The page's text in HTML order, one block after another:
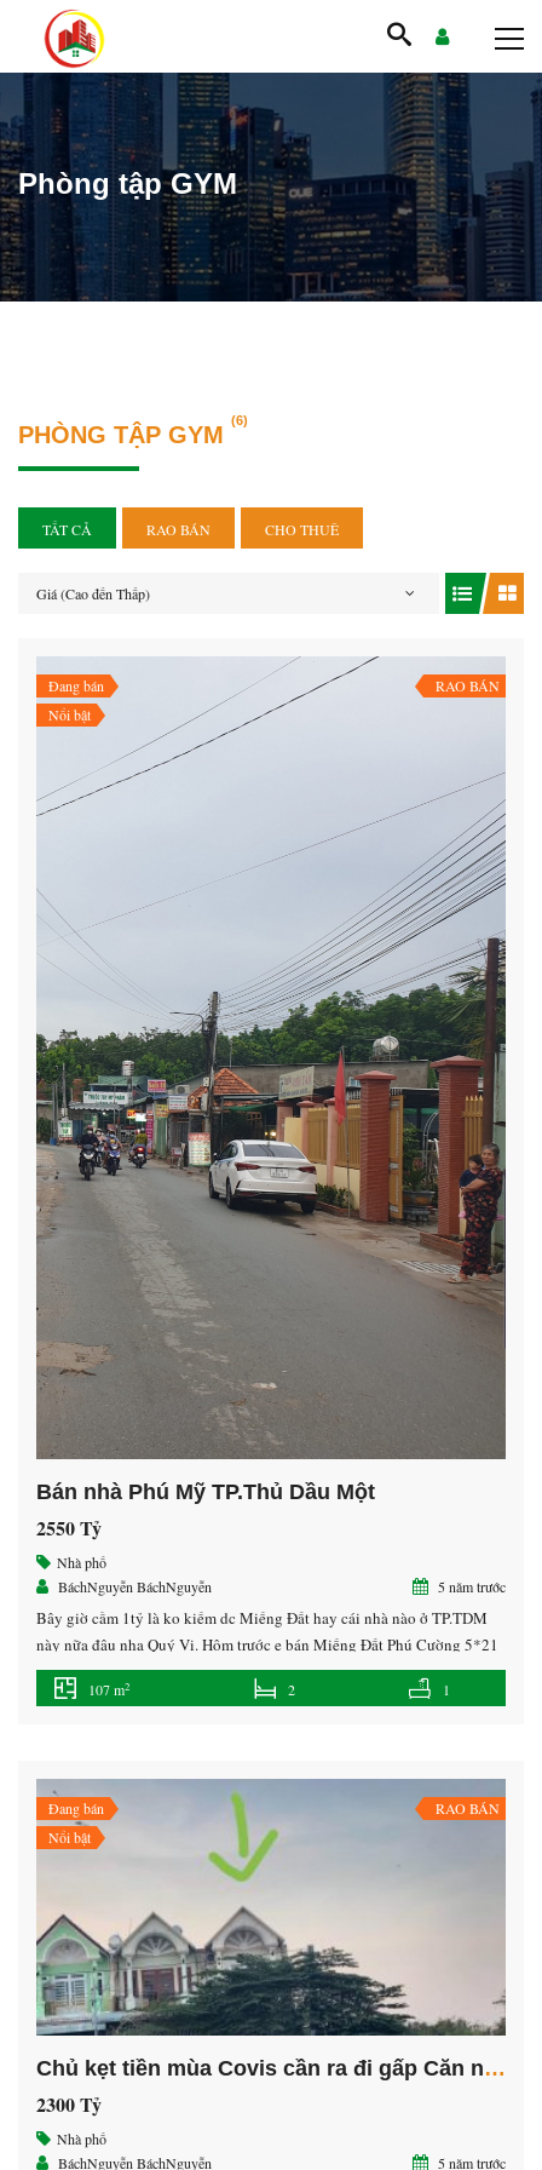
Phòng tập GYM
PHÒNG TẬP GYM
(6)
TẤT CẢ RAO BÁN CHO THUÊ
Giá (Cao đến Thấp)
Đang bán
Nổi bật
RAO BÁN
Bán nhà Phú Mỹ TP.Thủ Dầu Một
2550 Tỷ
Nhà phố
BáchNguyễn BáchNguyễn
5 năm trước
Bây giờ cầm 1tỷ là ko kiếm dc Miếng Đất hay cái nhà nào ở TP.TDM
này nữa đâu nha Quý Vị. Hôm trước e bán Miếng Đất Phú Cường 5*21
mà giá đã 2tỷ rồi nha Quý vị… Hôm nay e giới thiệu Quý Vị Căn nhà
Phú Mỹ TP.TDM giá cũng hơi bị […]
107 m2 2 1
Đang bán
Nổi bật
RAO BÁN
Chủ kẹt tiền mùa Covis cần ra đi gấp Căn nhà Thái Hòa, Tân Uyên, Dân đông kín mít
2300 Tỷ
Nhà phố
BáchNguyễn BáchNguyễn
5 năm trước